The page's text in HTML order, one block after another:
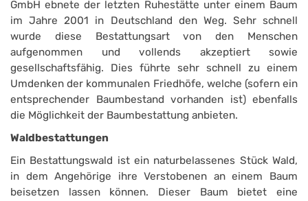
GmbH ebnete der letzten Ruhestätte unter einem Baum
im Jahre 2001 in Deutschland den Weg. Sehr schnell
wurde diese Bestattungsart von den Menschen
aufgenommen und vollends akzeptiert sowie
gesellschaftsfähig. Dies führte sehr schnell zu einem
Umdenken der kommunalen Friedhöfe, welche (sofern ein
entsprechender Baumbestand vorhanden ist) ebenfalls
die Möglichkeit der Baumbestattung anbieten.
Waldbestattungen
Ein Bestattungswald ist ein naturbelassenes Stück Wald,
in dem Angehörige ihre Verstobenen an einem Baum
beisetzen lassen können. Dieser Baum bietet eine